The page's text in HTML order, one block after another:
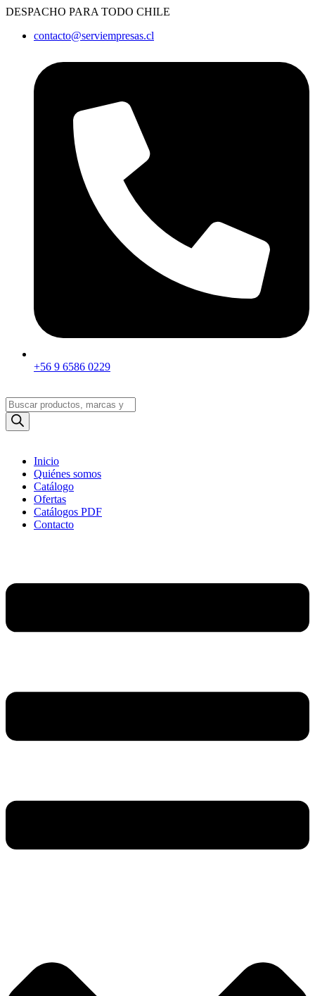
Ir
contenido
DESPACHO PARA TODO CHILE
contacto@serviempresas.cl
+56 9 6586 0229
Búsqueda
de
productos
Inicio
Quiénes somos
Catálogo
Ofertas
Catálogos PDF
Contacto